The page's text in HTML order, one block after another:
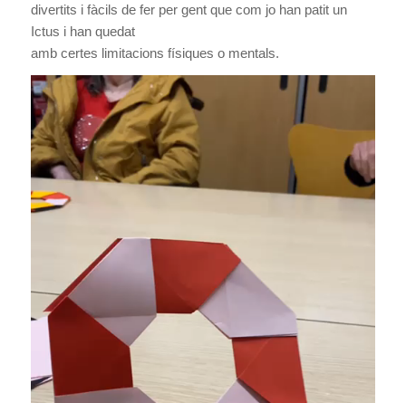
divertits i fàcils de fer per gent que com jo han patit un
Ictus i han quedat
amb certes limitacions físiques o mentals.